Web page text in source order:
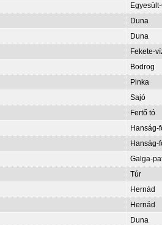
Duna
Duna
Fekete-
Bodrog
Pinka
Sajó
Fertő tó
Hanság-
Hanság-
Galga-
Túr
Hernád
Hernád
Duna